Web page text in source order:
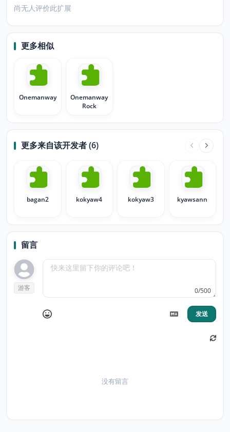
尚无人评价此扩展
更多相似
Onemanway
Onemanway
Rock
更多来自该开发者 (6)
bagan2 kokyaw4 kokyaw3 kyawsann
留言
游客 0/500
发送
没有留言